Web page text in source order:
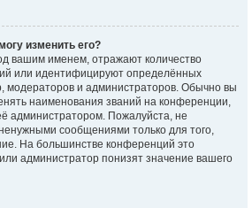
изменить его?
вашим именем, отражают количество
или идентифицируют определённых
модераторов и администраторов. Обычно вы
наименования званий на конференции,
администратором. Пожалуйста, не
сообщениями только для того,
На большинстве конференций это
администратор понизят значение вашего